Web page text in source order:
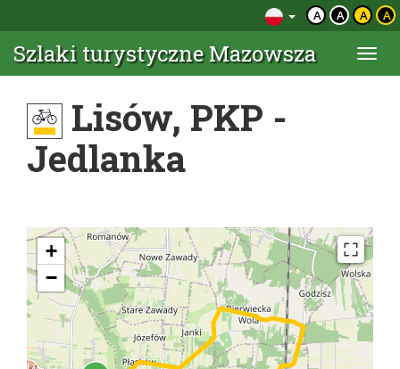
A A A A
Szlaki turystyczne Mazowsza
Lisów, PKP -
Jedlanka
+
−